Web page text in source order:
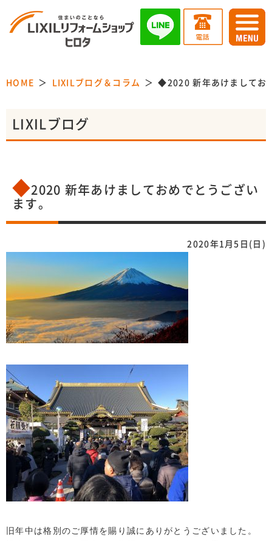
HOME LIXILブログ＆コラム ◆2020 新年あけましてお
LIXILブログ
◆2020 新年あけましておめでとうござい
ます。
2020年1月5日(日)
旧年中は格別のご厚情を賜り誠にありがとうございました。